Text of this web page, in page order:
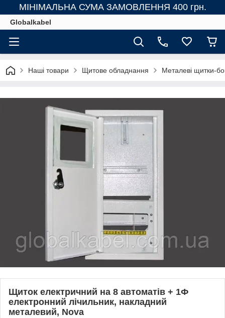
МІНІМАЛЬНА СУМА ЗАМОВЛЕННЯ 400 грн.
Globalkabel
Наші товари Щитове обладнання Металеві щитки-
Щиток електричний на 8 автоматів + 1Ф
електронний лічильник, накладний
металевий, Nova